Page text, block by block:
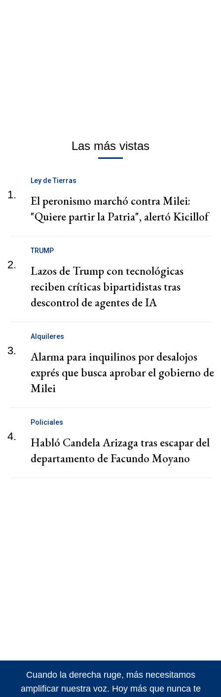
Las más vistas
1.
Ley de Tierras
El peronismo marchó contra Milei:
"Quiere partir la Patria", alertó Kicillof
2.
TRUMP
Lazos de Trump con tecnológicas
reciben críticas bipartidistas tras
descontrol de agentes de IA
3.
Alquileres
Alarma para inquilinos por desalojos
exprés que busca aprobar el gobierno de
Milei
4.
Policiales
Habló Candela Arizaga tras escapar del
departamento de Facundo Moyano
Cuando la derecha ruge, más necesitamos
amplificar nuestra voz. Hoy más que nunca te